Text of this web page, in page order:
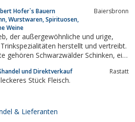
Hofer`s Bauern
Wurstwaren, Spirituosen,
Weine
Baiersbronn
herstellt und vertreibt.
Schwarzwälder Schinken, ein
original Schwarzwälder Wurstwaren.
und Direktverkauf Rastatt
Stück Fleisch.
& Lieferanten